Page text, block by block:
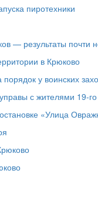
пиротехники
— результаты почти
в Крюково
у воинских
с жителями
«Улица